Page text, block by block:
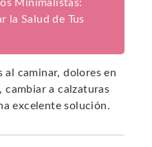
Minimalistas:
la Salud de Tus
al caminar, dolores en
cambiar a calzaturas
excelente solución.